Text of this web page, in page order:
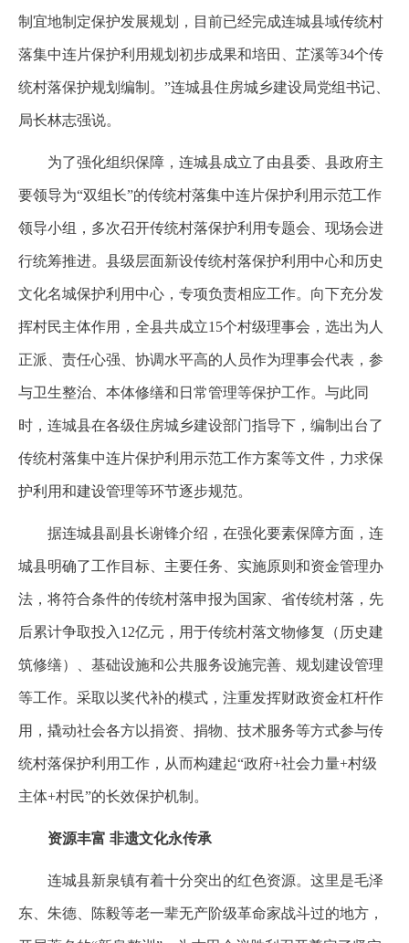
制宜地制定保护发展规划，目前已经完成连城县域传统村
落集中连片保护利用规划初步成果和培田、芷溪等34个传
统村落保护规划编制。”连城县住房城乡建设局党组书记、
局长林志强说。
为了强化组织保障，连城县成立了由县委、县政府主
要领导为“双组长”的传统村落集中连片保护利用示范工作
领导小组，多次召开传统村落保护利用专题会、现场会进
行统筹推进。县级层面新设传统村落保护利用中心和历史
文化名城保护利用中心，专项负责相应工作。向下充分发
挥村民主体作用，全县共成立15个村级理事会，选出为人
正派、责任心强、协调水平高的人员作为理事会代表，参
与卫生整治、本体修缮和日常管理等保护工作。与此同
时，连城县在各级住房城乡建设部门指导下，编制出台了
传统村落集中连片保护利用示范工作方案等文件，力求保
护利用和建设管理等环节逐步规范。
据连城县副县长谢锋介绍，在强化要素保障方面，连
城县明确了工作目标、主要任务、实施原则和资金管理办
法，将符合条件的传统村落申报为国家、省传统村落，先
后累计争取投入12亿元，用于传统村落文物修复（历史建
筑修缮）、基础设施和公共服务设施完善、规划建设管理
等工作。采取以奖代补的模式，注重发挥财政资金杠杆作
用，撬动社会各方以捐资、捐物、技术服务等方式参与传
统村落保护利用工作，从而构建起“政府+社会力量+村级
主体+村民”的长效保护机制。
资源丰富 非遗文化永传承
连城县新泉镇有着十分突出的红色资源。这里是毛泽
东、朱德、陈毅等老一辈无产阶级革命家战斗过的地方，